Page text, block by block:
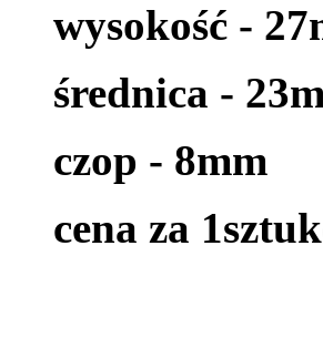
wysokość -
średnica -
czop - 8mm
cena za